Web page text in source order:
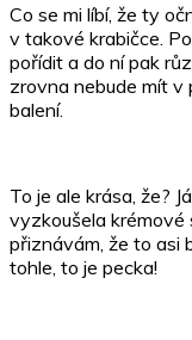
Co se mi líbí, že ty
v takové krabičce.
pořídit a do ní pak
zrovna nebude mít v
balení.
To je ale krása, že?
vyzkoušela krémové
přiznávám, že to asi
tohle, to je pecka!